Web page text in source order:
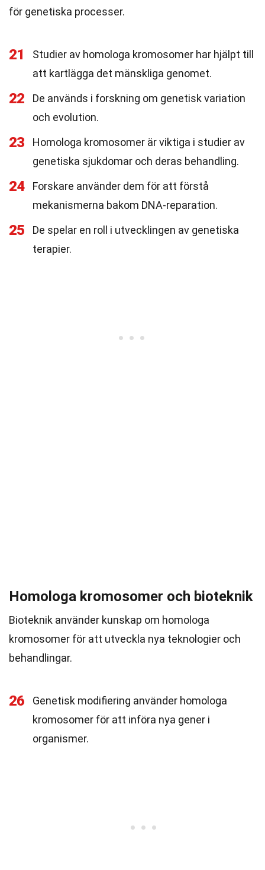
för genetiska processer.
21
Studier av homologa kromosomer har hjälpt till
att kartlägga det mänskliga genomet.
22
De används i forskning om genetisk variation
och evolution.
23
Homologa kromosomer är viktiga i studier av
genetiska sjukdomar och deras behandling.
24
Forskare använder dem för att förstå
mekanismerna bakom DNA-reparation.
25
De spelar en roll i utvecklingen av genetiska
terapier.
Homologa kromosomer och bioteknik
Bioteknik använder kunskap om homologa
kromosomer för att utveckla nya teknologier och
behandlingar.
26
Genetisk modifiering använder homologa
kromosomer för att införa nya gener i
organismer.